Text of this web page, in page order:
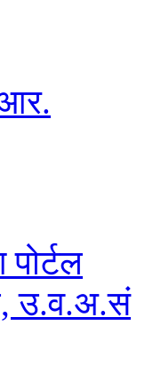
उ.व.अ.सं